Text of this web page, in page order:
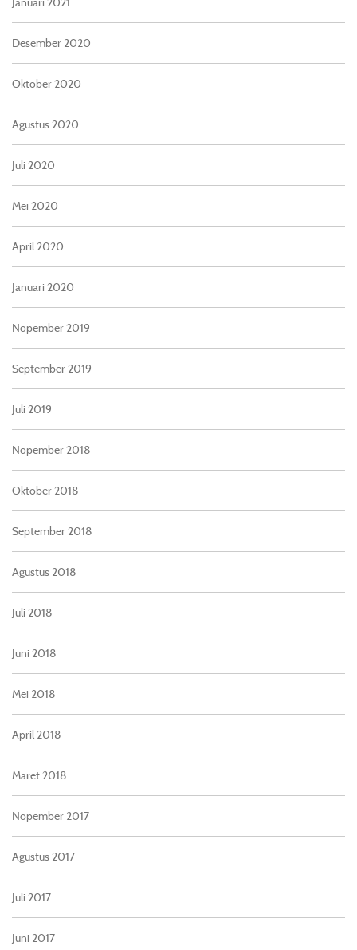
Desember 2020
Oktober 2020
Agustus 2020
Juli 2020
Mei 2020
April 2020
Januari 2020
Nopember 2019
September 2019
Juli 2019
Nopember 2018
Oktober 2018
September 2018
Agustus 2018
Juli 2018
Juni 2018
Mei 2018
April 2018
Maret 2018
Nopember 2017
Agustus 2017
Juli 2017
Juni 2017